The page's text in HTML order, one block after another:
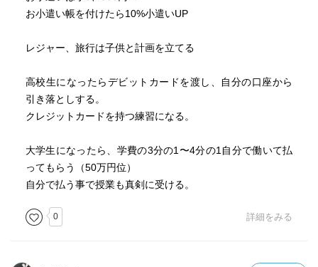
お小遣い帳を付けたら10%小遣いUP
レジャー、旅行は子供と計画を立てる
高校生になったらデビットカードを渡し、自分の口座から
引き落としする。
クレジットカードを持つ練習になる。
大学生になったら、学費の3分の1〜4分の1自分で働いて払
ってもらう（50万円位）
自分で払う事で授業も真剣に受ける。
0 詳細をみる